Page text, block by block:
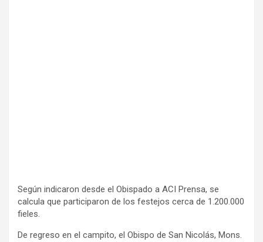
Según indicaron desde el Obispado a ACI Prensa, se
calcula que participaron de los festejos cerca de 1.200.000
fieles.
De regreso en el campito, el Obispo de San Nicolás, Mons.